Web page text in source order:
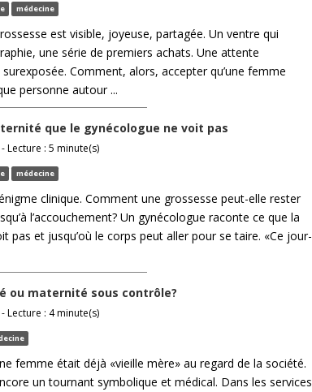
médecine
est visible, joyeuse, partagée. Un ventre qui
une série de premiers achats. Une attente
Comment, alors, accepter qu’une femme
personne autour ...
que le gynécologue ne voit pas
Lecture : 5 minute(s)
médecine
clinique. Comment une grossesse peut-elle rester
l’accouchement? Un gynécologue raconte ce que la
pas et jusqu’où le corps peut aller pour se taire. «Ce jour-
ou maternité sous contrôle?
Lecture : 4 minute(s)
femme était déjà «vieille mère» au regard de la société.
un tournant symbolique et médical. Dans les services